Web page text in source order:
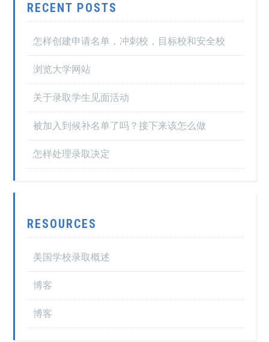
RECENT POSTS
怎样创建申请名单，冲刺校，目标校和安全校
浏览大学网站
关于录取学生见面活动
被加入到候补名单了吗？接下来该怎么做
怎样处理录取决定
RESOURCES
美国学校录取概述
博客
博客